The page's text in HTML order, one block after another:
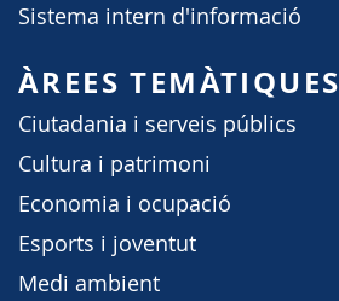
Sistema intern d'informació
ÀREES TEMÀTIQUES
Ciutadania i serveis públics
Cultura i patrimoni
Economia i ocupació
Esports i joventut
Medi ambient